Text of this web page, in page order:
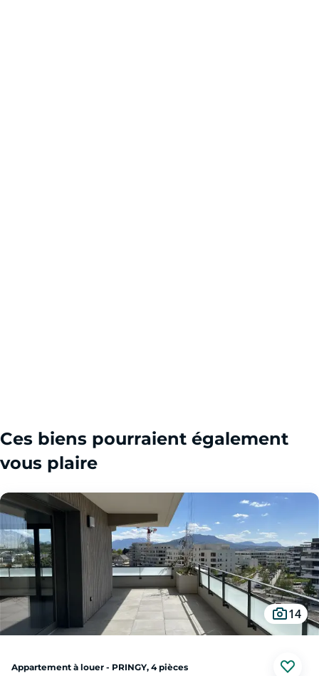
Ces biens pourraient également
vous plaire
14
Appartement à louer - PRINGY, 4 pièces